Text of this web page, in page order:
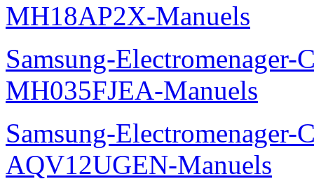
MH18AP2X-Manuels
Samsung-Electromenager-
MH035FJEA-Manuels
Samsung-Electromenager-
AQV12UGEN-Manuels